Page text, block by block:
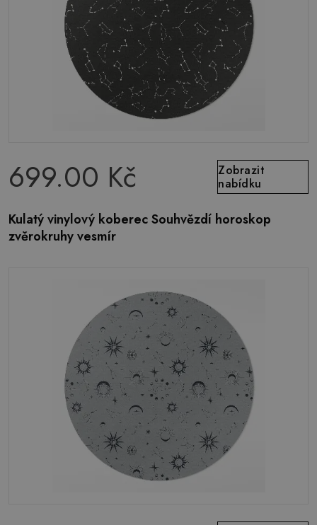
699.00 Kč
Zobrazit
nabídku
Kulatý vinylový koberec Souhvězdí horoskop
zvěrokruhy vesmír